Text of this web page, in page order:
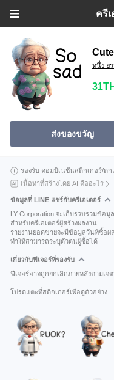
ครี
หนึ่ง ยร
ส่งของขวัญ
รองรับ คอมบิเนชันสติกเกอร์/ตก
เนื้อหาที่สร้างโดย AI คืออะไร
ข้อมูลที่ LINE แชร์กับครีเอเตอร์
LY Corporation จะเก็บรวบรวมข้อ
สำหรับครีเอเตอร์ผู้สร้างผลงาน
รายงานยอดขายจะมีข้อมูลวันที่ซื้อผ
ทำให้สามารถระบุตัวตนผู้ซื้อได้
เกี่ยวกับฟีเจอร์ที่รองรับ
ฟีเจอร์อาจถูกยกเลิกภายหลังตามเจ
โปรดแตะที่สติกเกอร์เพื่อดูตัวอย่าง